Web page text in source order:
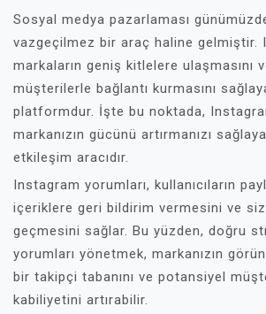
Sosyal medya pazarlaması
vazgeçilmez bir araç haline gelmiştir.
markaların geniş kitlelere ulaşmasını
müşterilerle bağlantı kurmasını
platformdur. İşte bu noktada,
markanızın gücünü artırmanızı
etkileşim aracıdır.
Instagram yorumları, kullanıcıların
içeriklere geri bildirim vermesini ve
geçmesini sağlar. Bu yüzden, doğru
yorumları yönetmek, markanızın
bir takipçi tabanını ve potansiyel
kabiliyetini artırabilir.